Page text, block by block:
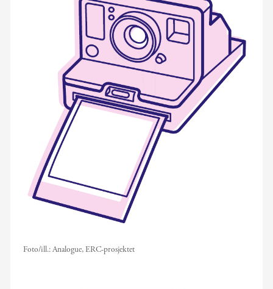
Foto/ill.:Analogue, ERC-prosjektet